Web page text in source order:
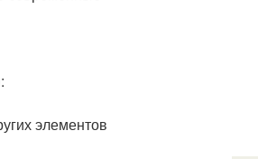
элементов